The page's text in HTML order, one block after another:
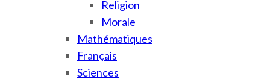
Religion
Morale
Mathématiques
Français
Sciences